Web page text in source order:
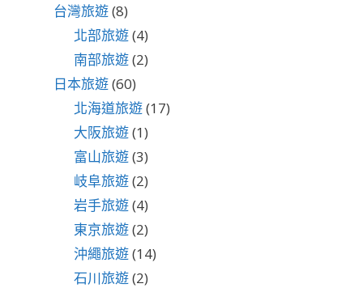
台灣旅遊(8)
北部旅遊(4)
南部旅遊(2)
日本旅遊(60)
北海道旅遊(17)
大阪旅遊(1)
富山旅遊(3)
岐阜旅遊(2)
岩手旅遊(4)
東京旅遊(2)
沖繩旅遊(14)
石川旅遊(2)